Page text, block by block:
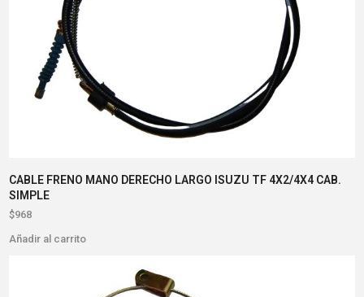
CABLE FRENO MANO DERECHO LARGO ISUZU TF 4X2/4X4 CAB.
SIMPLE
$968
Añadir al carrito